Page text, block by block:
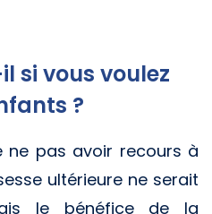
si vous voulez
?
ne pas avoir recours à
ultérieure ne serait
le bénéfice de la